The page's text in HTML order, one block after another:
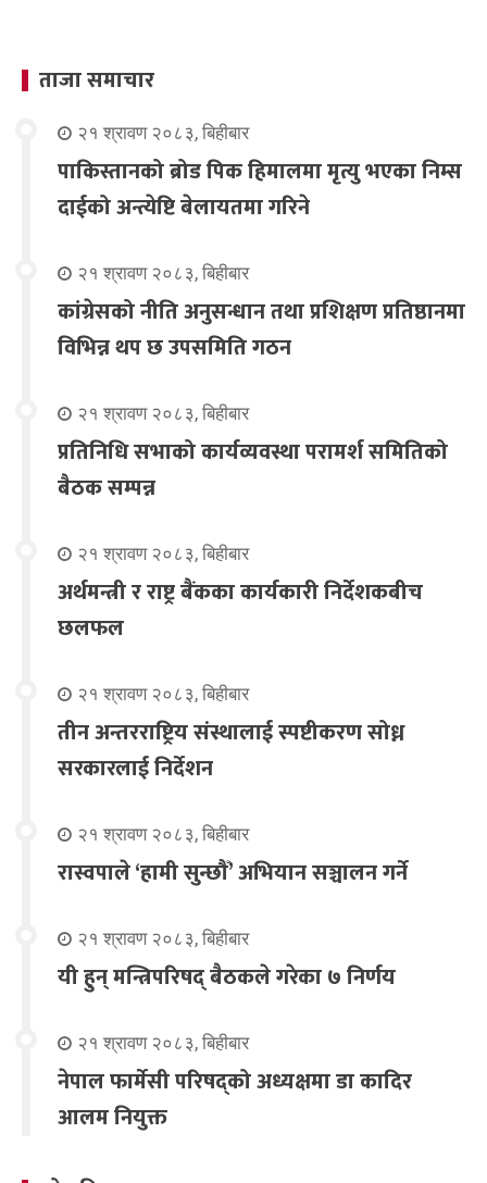
ताजा समाचार
२१ श्रावण २०८३, बिहीबार
पाकिस्तानको ब्रोड पिक हिमालमा मृत्यु भएका निम्स
दाईको अन्त्येष्टि बेलायतमा गरिने
२१ श्रावण २०८३, बिहीबार
कांग्रेसको नीति अनुसन्धान तथा प्रशिक्षण प्रतिष्ठानमा
विभिन्न थप छ उपसमिति गठन
२१ श्रावण २०८३, बिहीबार
प्रतिनिधि सभाको कार्यव्यवस्था परामर्श समितिको
बैठक सम्पन्न
२१ श्रावण २०८३, बिहीबार
अर्थमन्त्री र राष्ट्र बैंकका कार्यकारी निर्देशकबीच
छलफल
२१ श्रावण २०८३, बिहीबार
तीन अन्तरराष्ट्रिय संस्थालाई स्पष्टीकरण सोध्न
सरकारलाई निर्देशन
२१ श्रावण २०८३, बिहीबार
रास्वपाले ‘हामी सुन्छौँ’ अभियान सञ्चालन गर्ने
२१ श्रावण २०८३, बिहीबार
यी हुन् मन्त्रिपरिषद् बैठकले गरेका ७ निर्णय
२१ श्रावण २०८३, बिहीबार
नेपाल फार्मेसी परिषद्को अध्यक्षमा डा कादिर
आलम नियुक्त